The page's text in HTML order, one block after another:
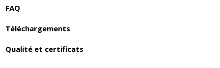
FAQ
Téléchargements
Qualité et certificats